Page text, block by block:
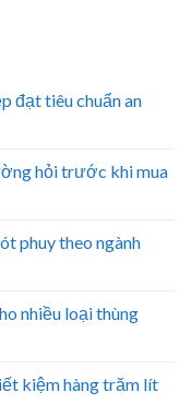
đạt tiêu chuẩn an
hỏi trước khi mua
phuy theo ngành
nhiều loại thùng
kiệm hàng trăm lít